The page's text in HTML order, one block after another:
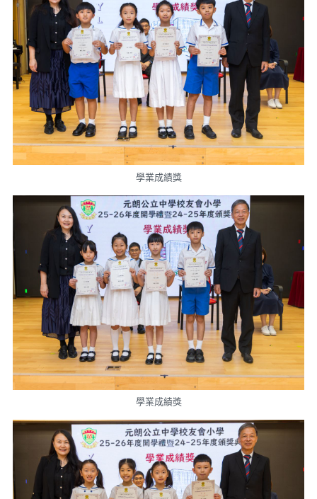
學業成績獎
學業成績獎